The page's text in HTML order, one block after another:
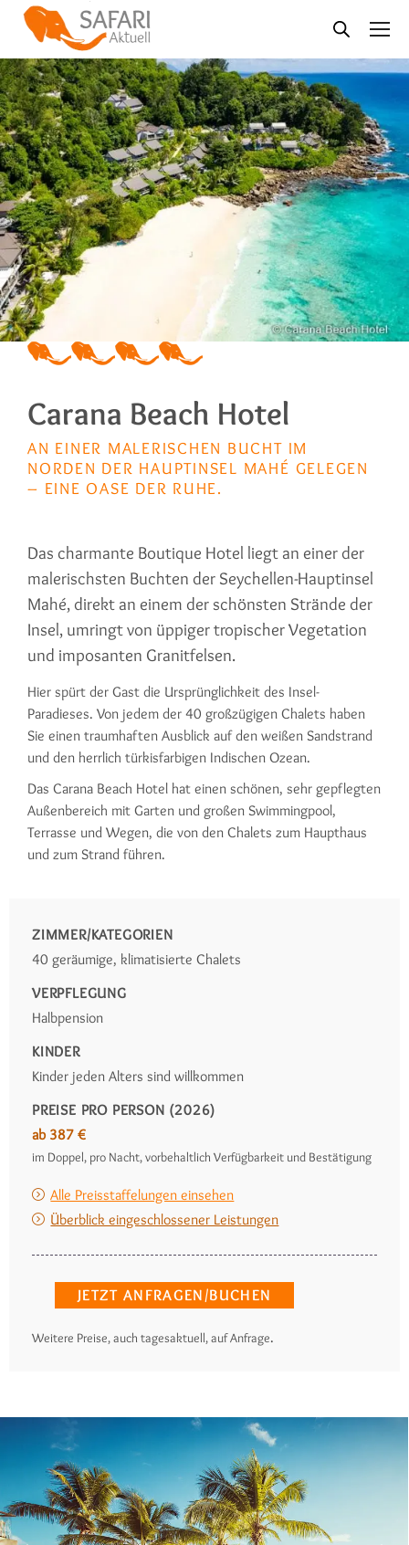
Carana Beach Hotel
AN EINER MALERISCHEN BUCHT IM
NORDEN DER HAUPTINSEL MAHÉ GELEGEN
– EINE OASE DER RUHE.
Das charmante Boutique Hotel liegt an einer der
malerischsten Buchten der Seychellen-Hauptinsel
Mahé, direkt an einem der schönsten Strände der
Insel, umringt von üppiger tropischer Vegetation
und imposanten Granitfelsen.
Hier spürt der Gast die Ursprünglichkeit des Insel-
Paradieses. Von jedem der 40 großzügigen Chalets haben
Sie einen traumhaften Ausblick auf den weißen Sandstrand
und den herrlich türkisfarbigen Indischen Ozean.
Das Carana Beach Hotel hat einen schönen, sehr gepflegten
Außenbereich mit Garten und großen Swimmingpool,
Terrasse und Wegen, die von den Chalets zum Haupthaus
und zum Strand führen.
ZIMMER/KATEGORIEN
40 geräumige, klimatisierte Chalets
VERPFLEGUNG
Halbpension
KINDER
Kinder jeden Alters sind willkommen
PREISE PRO PERSON (2026)
ab 387 €
im Doppel, pro Nacht, vorbehaltlich Verfügbarkeit und Bestätigung
Alle Preisstaffelungen einsehen
Überblick eingeschlossener Leistungen
JETZT ANFRAGEN/BUCHEN
Weitere Preise, auch tagesaktuell, auf Anfrage.